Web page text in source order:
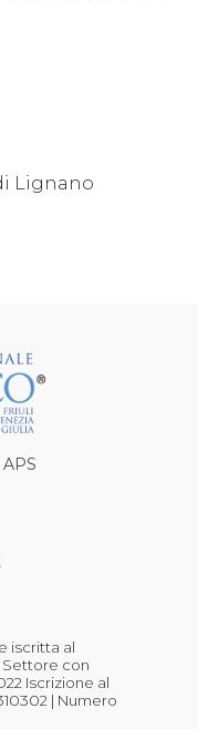
Lignano
iscritta al
Settore con
Iscrizione al
| Numero